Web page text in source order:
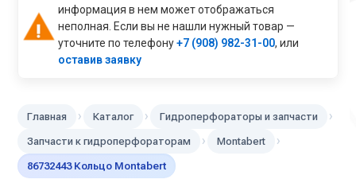
информация в нем может отображаться
неполная. Если вы не нашли нужный товар —
уточните по телефону+7 (908) 982-31-00, или
оставив заявку
Главная › Каталог › Гидроперфораторы и запчасти ›
Запчасти к гидроперфораторам › Montabert ›
86732443 Кольцо Montabert